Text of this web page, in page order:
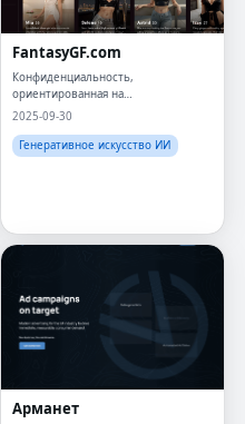
FantasyGF.com
Конфиденциальность,
ориентированная на
конфиденциальность подруги ИИ и
2025-09-30
Генеративное искусство ИИ
Арманет